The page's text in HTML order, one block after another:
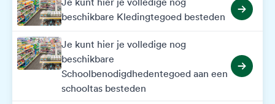
beschikbare Kledingtegoed besteden
Je kunt hier je volledige nog
beschikbare
Schoolbenodigdhedentegoed aan een
schooltas besteden